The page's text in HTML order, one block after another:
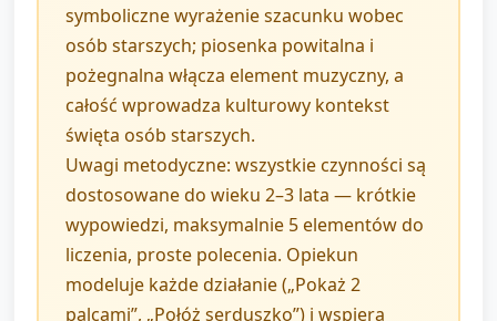
symboliczne wyrażenie szacunku wobec
osób starszych; piosenka powitalna i
pożegnalna włącza element muzyczny, a
całość wprowadza kulturowy kontekst
święta osób starszych.
Uwagi metodyczne: wszystkie czynności są
dostosowane do wieku 2–3 lata — krótkie
wypowiedzi, maksymalnie 5 elementów do
liczenia, proste polecenia. Opiekun
modeluje każde działanie („Pokaż 2
palcami”, „Połóż serduszko”) i wspiera